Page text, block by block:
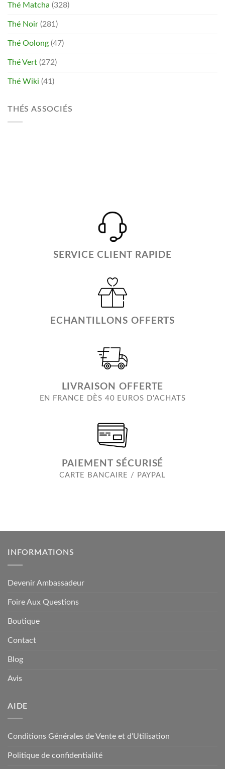
Thé Matcha (328)
Thé Noir (281)
Thé Oolong (47)
Thé Vert (272)
Thé Wiki (41)
THÉS ASSOCIÉS
SERVICE CLIENT RAPIDE
ECHANTILLONS OFFERTS
LIVRAISON OFFERTE
EN FRANCE DÈS 40 EUROS D'ACHATS
PAIEMENT SÉCURISÉ
CARTE BANCAIRE / PAYPAL
INFORMATIONS
Devenir Ambassadeur
Foire Aux Questions
Boutique
Contact
Blog
Avis
AIDE
Conditions Générales de Vente et d’Utilisation
Politique de confidentialité